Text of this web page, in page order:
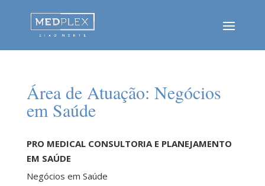
Área de Atuação: Negócios
em Saúde
PRO MEDICAL CONSULTORIA E PLANEJAMENTO
EM SAÚDE
Negócios em Saúde